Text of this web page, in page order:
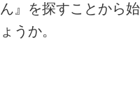
』を探すことから
うか。